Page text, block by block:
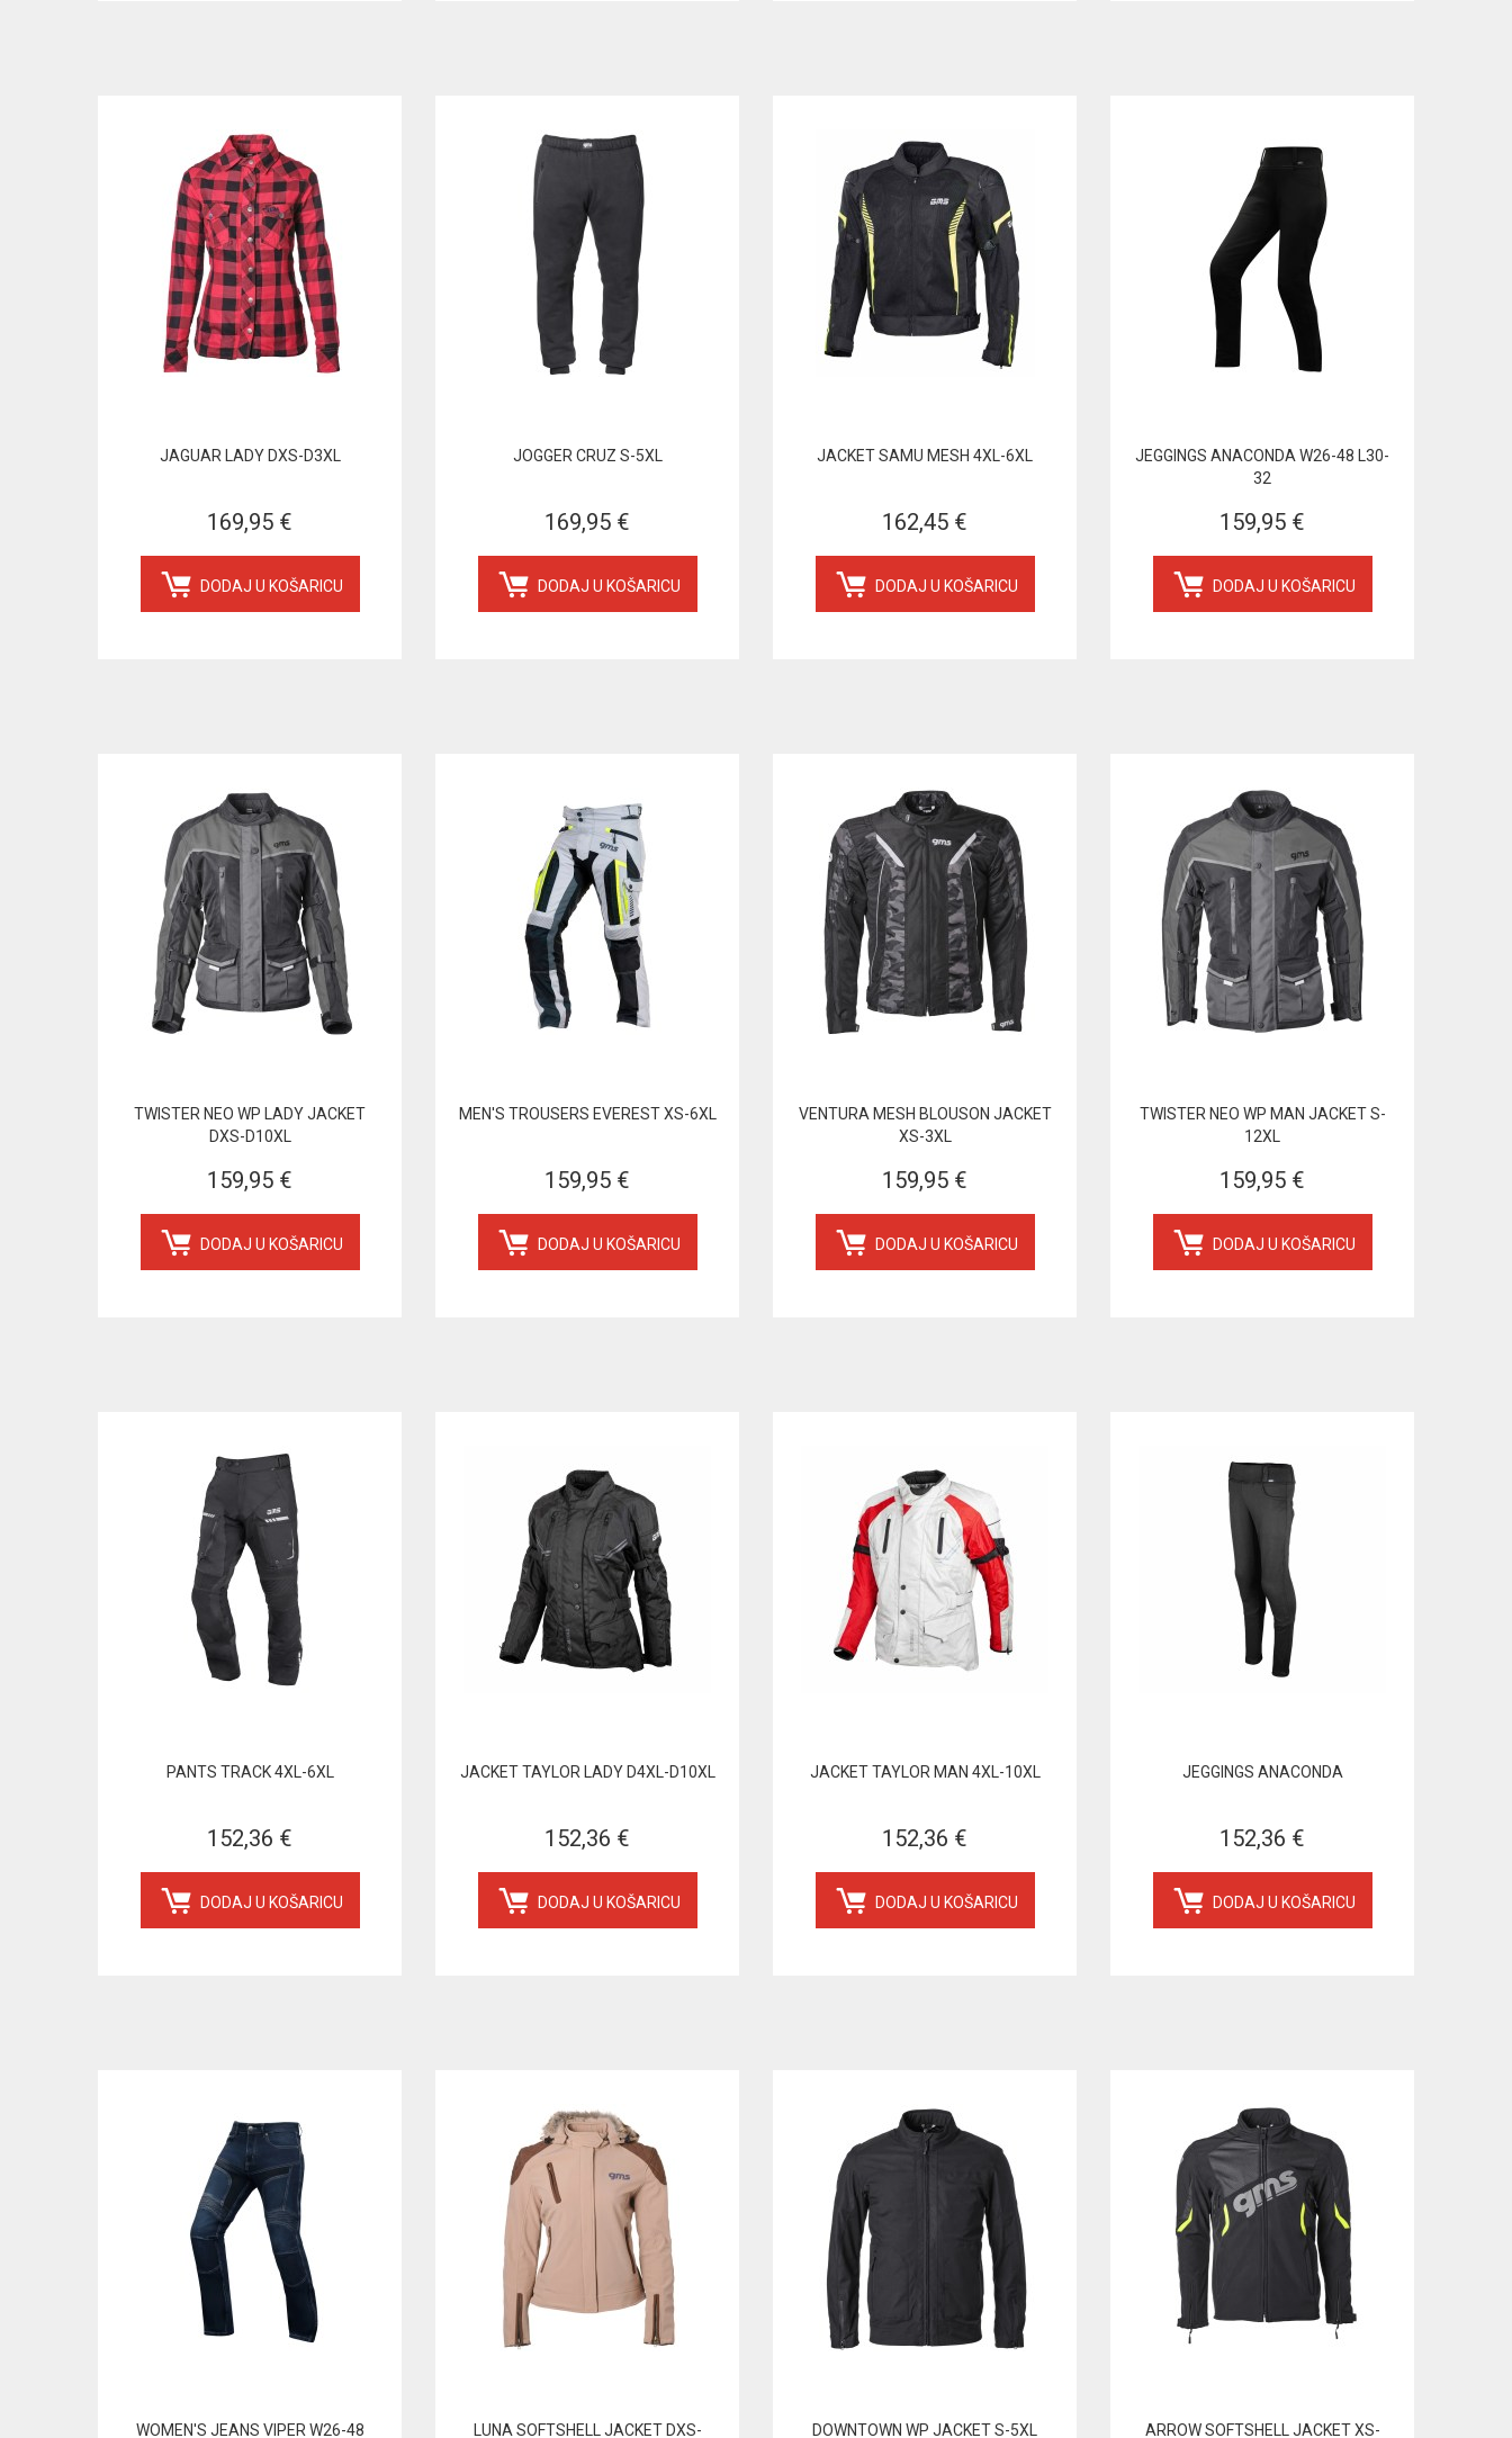
JAGUAR LADY DXS-D3XL
169,95 €
DODAJ U KOŠARICU
JOGGER CRUZ S-5XL
169,95 €
DODAJ U KOŠARICU
JACKET SAMU MESH 4XL-6XL
162,45 €
DODAJ U KOŠARICU
JEGGINGS ANACONDA W26-48 L30-
32
159,95 €
DODAJ U KOŠARICU
TWISTER NEO WP LADY JACKET
DXS-D10XL
159,95 €
DODAJ U KOŠARICU
MEN'S TROUSERS EVEREST XS-6XL
159,95 €
DODAJ U KOŠARICU
VENTURA MESH BLOUSON JACKET
XS-3XL
159,95 €
DODAJ U KOŠARICU
TWISTER NEO WP MAN JACKET S-
12XL
159,95 €
DODAJ U KOŠARICU
PANTS TRACK 4XL-6XL
152,36 €
DODAJ U KOŠARICU
JACKET TAYLOR LADY D4XL-D10XL
152,36 €
DODAJ U KOŠARICU
JACKET TAYLOR MAN 4XL-10XL
152,36 €
DODAJ U KOŠARICU
JEGGINGS ANACONDA
152,36 €
DODAJ U KOŠARICU
WOMEN'S JEANS VIPER W26-48 LUNA SOFTSHELL JACKET DXS- DOWNTOWN WP JACKET S-5XL ARROW SOFTSHELL JACKET XS-